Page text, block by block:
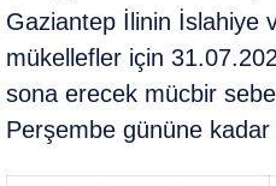
Gaziantep İlinin İslahiye
mükellefler için
sona erecek mücbir
Perşembe gününe kadar